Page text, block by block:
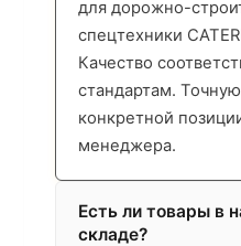
для дорожно-
спецтехники
Качество
стандартам.
конкретной
менеджера.
Есть ли товары в
складе?